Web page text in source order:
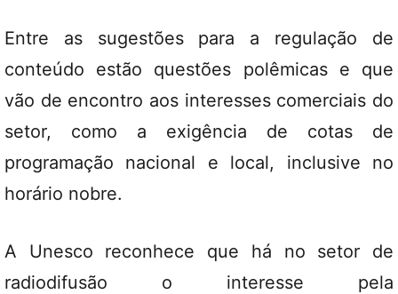
Entre as sugestões para a regulação de
conteúdo estão questões polêmicas e que
vão de encontro aos interesses comerciais do
setor, como a exigência de cotas de
programação nacional e local, inclusive no
horário nobre.
A Unesco reconhece que há no setor de
radiodifusão o interesse pela